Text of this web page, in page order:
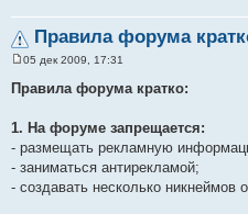
Правила форума
о
щ
е
н
е
05 дек 2009, 17:31
Правила форума кратко:
1. На форуме запрещается:
- размещать рекламную
- заниматься антирекламой;
- создавать несколько никнеймов